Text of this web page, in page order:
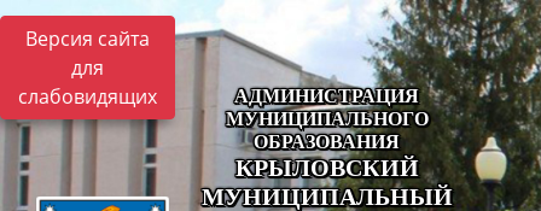
Версия сайта
для
слабовидящих
АДМИНИСТРАЦИЯ
МУНИЦИПАЛЬНОГО
ОБРАЗОВАНИЯ
КРЫЛОВСКИЙ
МУНИЦИПАЛЬНЫЙ